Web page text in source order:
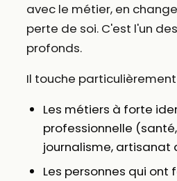
avec le métier, en
perte de soi. C'est l'un
profonds.
Il touche particulièrement
Les métiers à forte
professionnelle
journalisme, artisanat
Les personnes qui ont